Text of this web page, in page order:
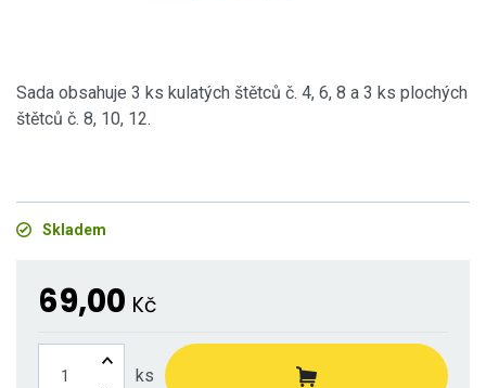
Sada obsahuje 3 ks kulatých štětců č. 4, 6, 8 a 3 ks plochých
štětců č. 8, 10, 12.
Skladem
69,00 Kč
ks